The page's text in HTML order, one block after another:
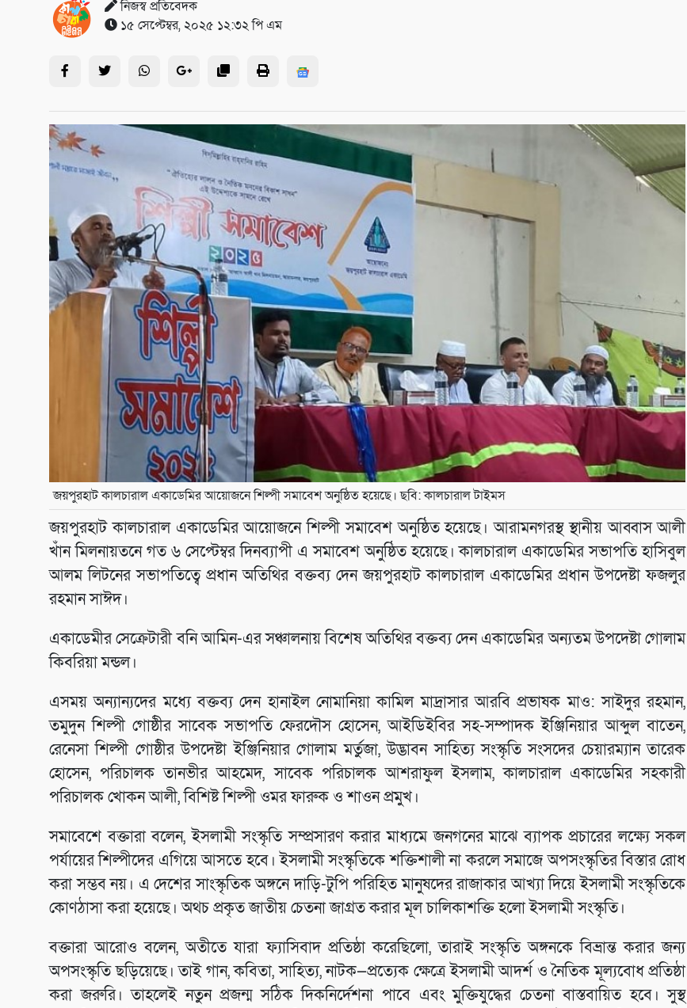
নিজস্ব প্রতিবেদক
১৫ সেপ্টেম্বর, ২০২৫ ১২:৩২ পি এম
জয়পুরহাট কালচারাল একাডেমির আয়োজনে শিল্পী সমাবেশ অনুষ্ঠিত হয়েছে। ছবি: কালচারাল টাইমস
জয়পুরহাট কালচারাল একাডেমির আয়োজনে শিল্পী সমাবেশ অনুষ্ঠিত হয়েছে। আরামনগরস্থ স্থানীয় আব্বাস আলী
খাঁন মিলনায়তনে গত ৬ সেপ্টেম্বর দিনব্যাপী এ সমাবেশ অনুষ্ঠিত হয়েছে। কালচারাল একাডেমির সভাপতি হাসিবুল
আলম লিটনের সভাপতিত্বে প্রধান অতিথির বক্তব্য দেন জয়পুরহাট কালচারাল একাডেমির প্রধান উপদেষ্টা ফজলুর
রহমান সাঈদ।
একাডেমীর সেক্রেটারী বনি আমিন-এর সঞ্চালনায় বিশেষ অতিথির বক্তব্য দেন একাডেমির অন্যতম উপদেষ্টা গোলাম
কিবরিয়া মন্ডল।
এসময় অন্যান্যদের মধ্যে বক্তব্য দেন হানাইল নোমানিয়া কামিল মাদ্রাসার আরবি প্রভাষক মাও: সাইদুর রহমান,
তমুদুন শিল্পী গোষ্ঠীর সাবেক সভাপতি ফেরদৌস হোসেন, আইডিইবির সহ-সম্পাদক ইঞ্জিনিয়ার আব্দুল বাতেন,
রেনেসা শিল্পী গোষ্ঠীর উপদেষ্টা ইঞ্জিনিয়ার গোলাম মর্তুজা, উদ্ভাবন সাহিত্য সংস্কৃতি সংসদের চেয়ারম্যান তারেক
হোসেন, পরিচালক তানভীর আহমেদ, সাবেক পরিচালক আশরাফুল ইসলাম, কালচারাল একাডেমির সহকারী
পরিচালক খোকন আলী, বিশিষ্ট শিল্পী ওমর ফারুক ও শাওন প্রমুখ।
সমাবেশে বক্তারা বলেন, ইসলামী সংস্কৃতি সম্প্রসারণ করার মাধ্যমে জনগনের মাঝে ব্যাপক প্রচারের লক্ষ্যে সকল
পর্যায়ের শিল্পীদের এগিয়ে আসতে হবে। ইসলামী সংস্কৃতিকে শক্তিশালী না করলে সমাজে অপসংস্কৃতির বিস্তার রোধ
করা সম্ভব নয়। এ দেশের সাংস্কৃতিক অঙ্গনে দাড়ি-টুপি পরিহিত মানুষদের রাজাকার আখ্যা দিয়ে ইসলামী সংস্কৃতিকে
কোণঠাসা করা হয়েছে। অথচ প্রকৃত জাতীয় চেতনা জাগ্রত করার মূল চালিকাশক্তি হলো ইসলামী সংস্কৃতি।
বক্তারা আরোও বলেন, অতীতে যারা ফ্যাসিবাদ প্রতিষ্ঠা করেছিলো, তারাই সংস্কৃতি অঙ্গনকে বিভ্রান্ত করার জন্য
অপসংস্কৃতি ছড়িয়েছে। তাই গান, কবিতা, সাহিত্য, নাটক—প্রত্যেক ক্ষেত্রে ইসলামী আদর্শ ও নৈতিক মূল্যবোধ প্রতিষ্ঠা
করা জরুরি। তাহলেই নতুন প্রজন্ম সঠিক দিকনির্দেশনা পাবে এবং মুক্তিযুদ্ধের চেতনা বাস্তবায়িত হবে। সুস্থ